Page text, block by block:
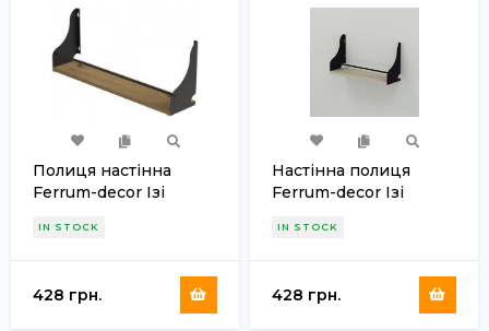
Полиця настінна
Ferrum-decor Ізі
Чорний ДСП Дуб
IN STOCK
428 грн.
Настінна полиця
Ferrum-decor Ізі
Чорний ДСП Сонома
IN STOCK
428 грн.